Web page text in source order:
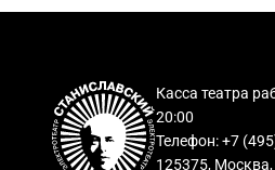
Касса театра
20:00
Телефон: +7
125375, Москва,